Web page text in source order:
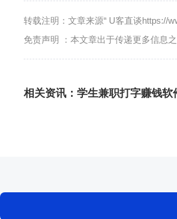
转载注明：文章来源“ U客直谈https://
免责声明 ：本文章出于传递更多信息
相关资讯： 学生兼职打字赚钱软